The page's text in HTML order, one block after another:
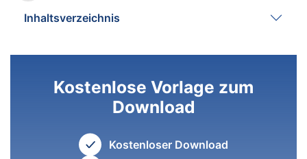
Inhaltsverzeichnis
Kostenlose Vorlage zum
Download
Kostenloser Download